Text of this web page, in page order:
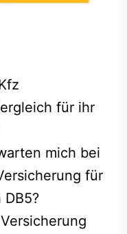
für ihr
mich bei
für